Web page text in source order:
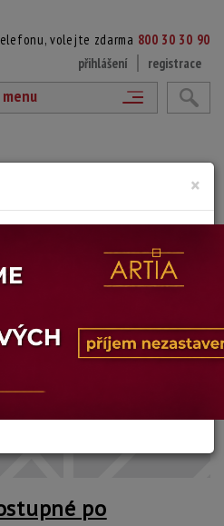
volejte zdarma 800 30 30 90
přihlášení
registrace
menu
rámováno
1962
57,5 x 67,5
po
×